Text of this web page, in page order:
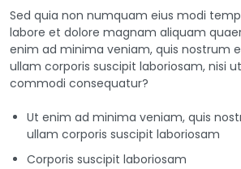
Sed quia non numquam eius modi
labore et dolore magnam aliquam
enim ad minima veniam, quis nostrum
ullam corporis suscipit laboriosam, nisi
commodi consequatur?
Ut enim ad minima veniam, quis
ullam corporis suscipit laboriosam
Corporis suscipit laboriosam